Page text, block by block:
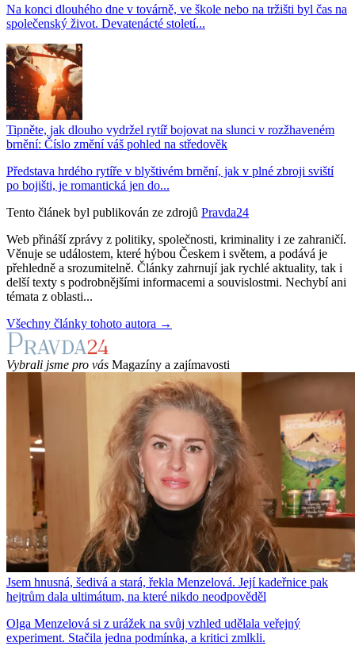
Na konci dlouhého dne v továrně, ve škole nebo na tržišti byl čas na
společenský život. Devatenácté století...
Tipněte, jak dlouho vydržel rytíř bojovat na slunci v rozžhaveném
brnění: Číslo změní váš pohled na středověk
Představa hrdého rytíře v blyštivém brnění, jak v plné zbroji sviští
po bojišti, je romantická jen do...
Tento článek byl publikován ze zdrojů Pravda24
Web přináší zprávy z politiky, společnosti, kriminality i ze zahraničí.
Věnuje se událostem, které hýbou Českem i světem, a podává je
přehledně a srozumitelně. Články zahrnují jak rychlé aktuality, tak i
delší texty s podrobnějšími informacemi a souvislostmi. Nechybí ani
témata z oblasti...
Všechny články tohoto autora →
Vybrali jsme pro vás Magazíny a zajímavosti
Jsem hnusná, šedivá a stará, řekla Menzelová. Její kadeřnice pak
hejtrům dala ultimátum, na které nikdo neodpověděl
Olga Menzelová si z urážek na svůj vzhled udělala veřejný
experiment. Stačila jedna podmínka, a kritici zmlkli.